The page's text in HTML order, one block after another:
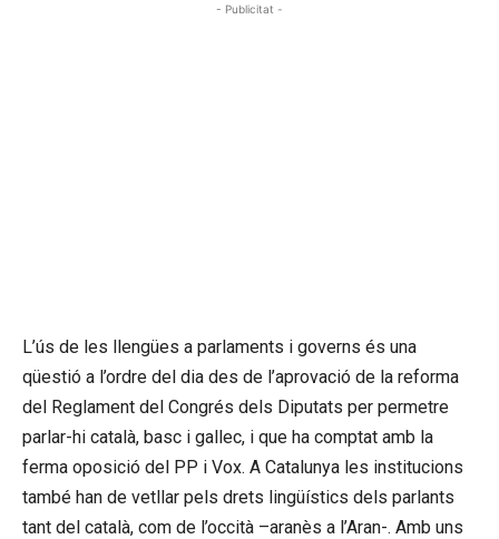
- Publicitat -
L’ús de les llengües a parlaments i governs és una
qüestió a l’ordre del dia des de l’aprovació de la reforma
del Reglament del Congrés dels Diputats per permetre
parlar-hi català, basc i gallec, i que ha comptat amb la
ferma oposició del PP i Vox. A Catalunya les institucions
també han de vetllar pels drets lingüístics dels parlants
tant del català, com de l’occità –aranès a l’Aran-. Amb uns